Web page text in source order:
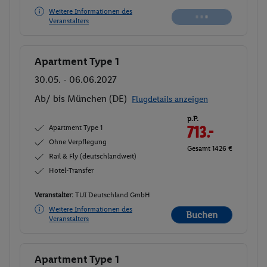
Weitere Informationen des
Veranstalters
Buchen
Buchen
Apartment Type 1
30.05. - 06.06.2027
Ab/ bis München (DE) Flugdetails anzeigen
Apartment Type 1
Ohne Verpflegung
Rail & Fly (deutschlandweit)
Hotel-Transfer
p.P.
713.-
Gesamt 1426 €
Veranstalter: TUI Deutschland GmbH
Weitere Informationen des
Veranstalters
Buchen
Buchen
Apartment Type 1